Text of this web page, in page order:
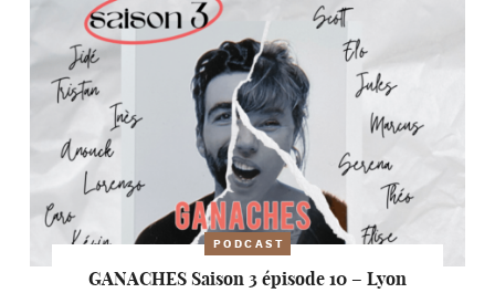
PODCAST
GANACHES Saison 3 épisode 10 – Lyon